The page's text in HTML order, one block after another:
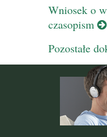
Wniosek o
czasopism
Pozostałe